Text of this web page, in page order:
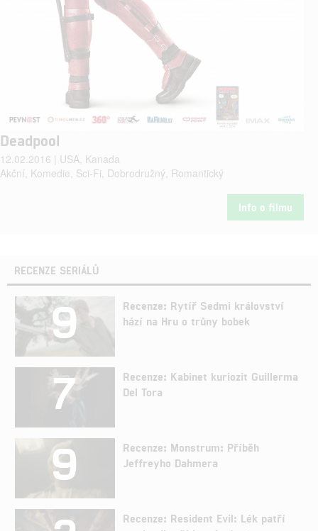
Deadpool
12.02.2016 | USA, Kanada
Akční, Komedie, Sci-Fi, Dobrodružný, Romantický
Info o filmu
RECENZE SERIÁLŮ
9
Recenze: Rytíř Sedmi království
hází na Hru o trůny bobek
7
Recenze: Kabinet kuriozit Guillerma
Del Tora
9
Recenze: Monstrum: Příběh
Jeffreyho Dahmera
Recenze: Resident Evil: Lék patří